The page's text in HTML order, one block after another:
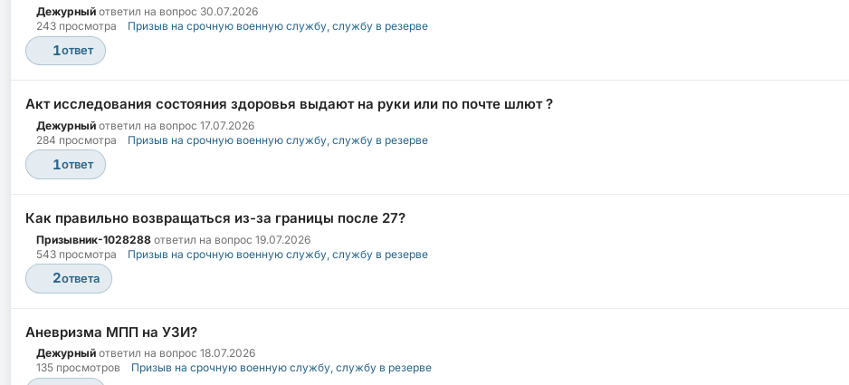
Дежурный ответил на вопрос 30.07.2026
243 просмотра
Призыв на срочную военную службу, службу в резерве
1ответ
Акт исследования состояния здоровья выдают на руки или по почте шлют ?
Дежурный ответил на вопрос 17.07.2026
284 просмотра
Призыв на срочную военную службу, службу в резерве
1ответ
Как правильно возвращаться из-за границы после 27?
Призывник-1028288 ответил на вопрос 19.07.2026
543 просмотра
Призыв на срочную военную службу, службу в резерве
2ответа
Аневризма МПП на УЗИ?
Дежурный ответил на вопрос 18.07.2026
135 просмотров
Призыв на срочную военную службу, службу в резерве